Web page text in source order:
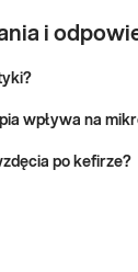
i
wpływa na
po kefirze?